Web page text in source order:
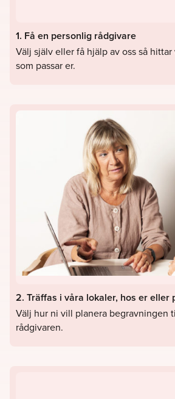
1. Få en personlig rådgivare
Välj själv eller få hjälp av oss så
som passar er.
2. Träffas i våra lokaler, hos er eller
Välj hur ni vill planera begravningen
rådgivaren.